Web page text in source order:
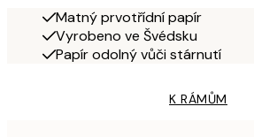
Matný prvotřídní papír
Vyrobeno ve Švédsku
Papír odolný vůči stárnutí
K RÁMŮM